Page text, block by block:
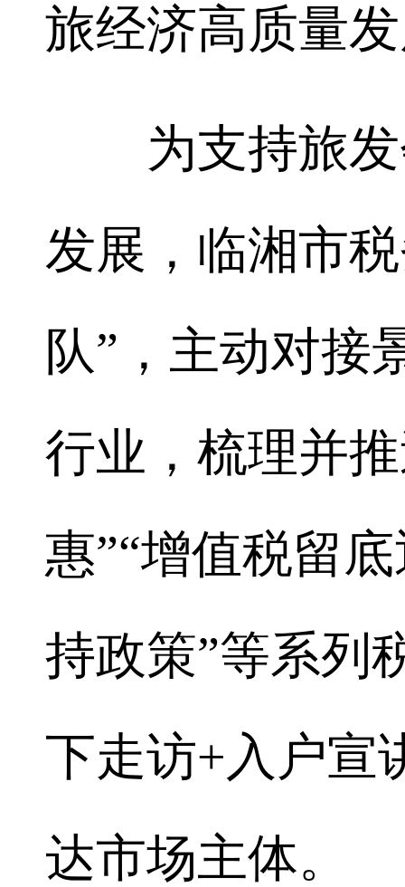
旅经济高质量
为支持旅发
发展，临湘市
队”，主动对接
行业，梳理并
惠”“增值税留
持政策”等系列
下走访+入户宣
达市场主体。